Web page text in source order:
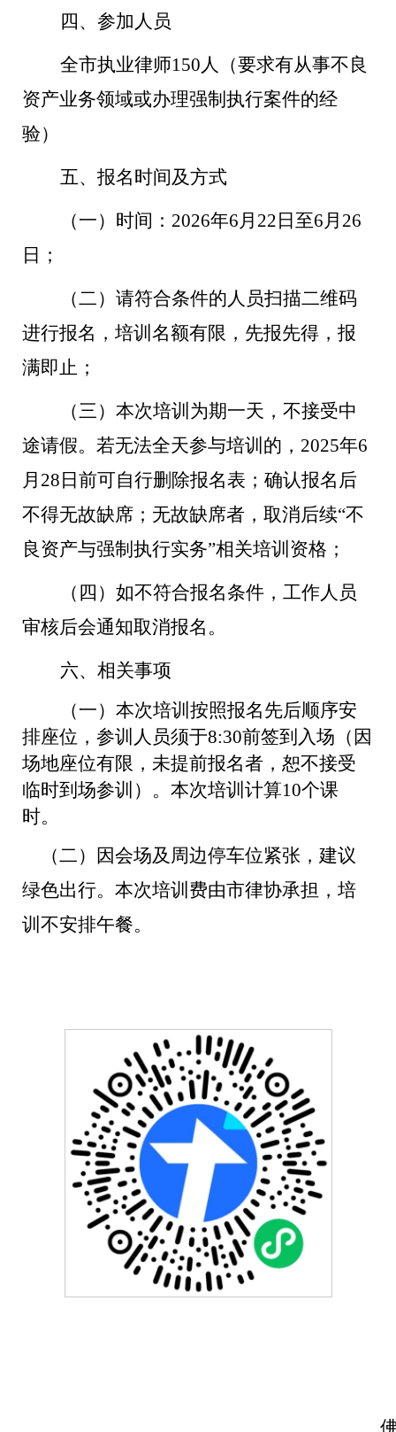
四、参加人员
全市执业律师150人（要求有从事不良
资产业务领域或办理强制执行案件的经
验）
五、报名时间及方式
（一）时间：2026年6月22日至6月26
日；
（二）请符合条件的人员扫描二维码
进行报名，培训名额有限，先报先得，报
满即止；
（三）本次培训为期一天，不接受中
途请假。若无法全天参与培训的，2025年6
月28日前可自行删除报名表；确认报名后
不得无故缺席；无故缺席者，取消后续“不
良资产与强制执行实务”相关培训资格；
（四）如不符合报名条件，工作人员
审核后会通知取消报名。
六、相关事项
（一）本次培训按照报名先后顺序安
排座位，参训人员须于8:30前签到入场（因
场地座位有限，未提前报名者，恕不接受
临时到场参训）。本次培训计算10个课
时。
（二）因会场及周边停车位紧张，建议
绿色出行。本次培训费由市律协承担，培
训不安排午餐。